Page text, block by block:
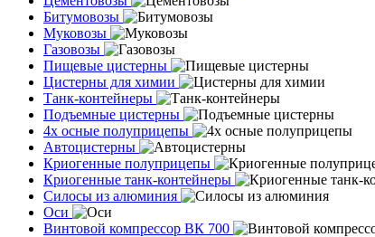
Битумовозы
Муковозы
Газовозы
Пищевые цистерны
Цистерны для химии
Танк-контейнеры
Подъемные цистерны
4х осные полуприцепы
Автоцистерны
Криогенные полуприцепы
Криогенные танк-контейнеры
Силосы из алюминия
Оси
Винтовой компрессор ВК 700